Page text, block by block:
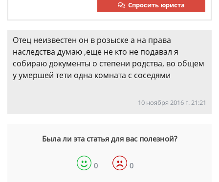
Спросить юриста
Отец неизвестен он в розыске а на права
наследства думаю ,еще не кто не подавал я
собираю документы о степени родства, во общем
у умершей тети одна комната с соседями
10 ноября 2016 г. 21:21
Была ли эта статья для вас полезной?
0 0